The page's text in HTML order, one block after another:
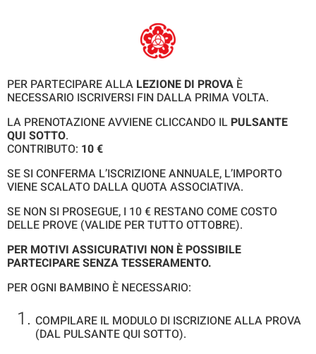
PER PARTECIPARE ALLA LEZIONE DI PROVA È
NECESSARIO ISCRIVERSI FIN DALLA PRIMA VOLTA.
LA PRENOTAZIONE AVVIENE CLICCANDO IL PULSANTE
QUI SOTTO.
CONTRIBUTO: 10 €
SE SI CONFERMA L’ISCRIZIONE ANNUALE, L’IMPORTO
VIENE SCALATO DALLA QUOTA ASSOCIATIVA.
SE NON SI PROSEGUE, I 10 € RESTANO COME COSTO
DELLE PROVE (VALIDE PER TUTTO OTTOBRE).
PER MOTIVI ASSICURATIVI NON È POSSIBILE
PARTECIPARE SENZA TESSERAMENTO.
PER OGNI BAMBINO È NECESSARIO:
COMPILARE IL MODULO DI ISCRIZIONE ALLA PROVA
(DAL PULSANTE QUI SOTTO).